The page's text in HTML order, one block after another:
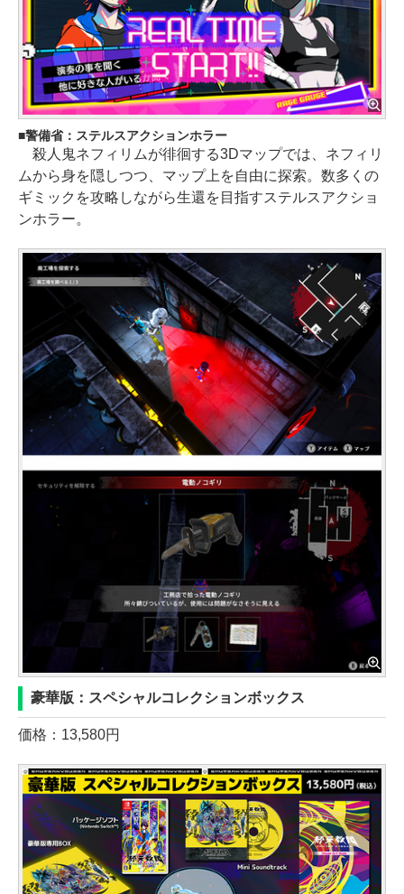
警備省：ステルスアクションホラー
殺人鬼ネフィリムが徘徊する3Dマップでは、ネフィリ
ムから身を隠しつつ、マップ上を自由に探索。数多くの
ギミックを攻略しながら生還を目指すステルスアクショ
ンホラー。
豪華版：スペシャルコレクションボックス
価格：13,580円